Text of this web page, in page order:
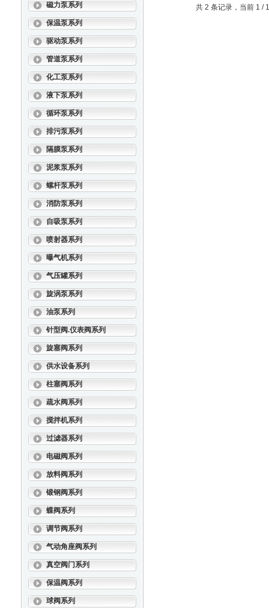
磁力泵系列
保温泵系列
驱动泵系列
管道泵系列
化工泵系列
液下泵系列
循环泵系列
排污泵系列
隔膜泵系列
泥浆泵系列
螺杆泵系列
消防泵系列
自吸泵系列
喷射器系列
曝气机系列
气压罐系列
旋涡泵系列
油泵系列
针型阀.仪表阀系列
旋塞阀系列
供水设备系列
柱塞阀系列
疏水阀系列
搅拌机系列
过滤器系列
电磁阀系列
放料阀系列
锻钢阀系列
蝶阀系列
调节阀系列
气动角座阀系列
真空阀门系列
保温阀系列
球阀系列
共 2 条记录，当前 1